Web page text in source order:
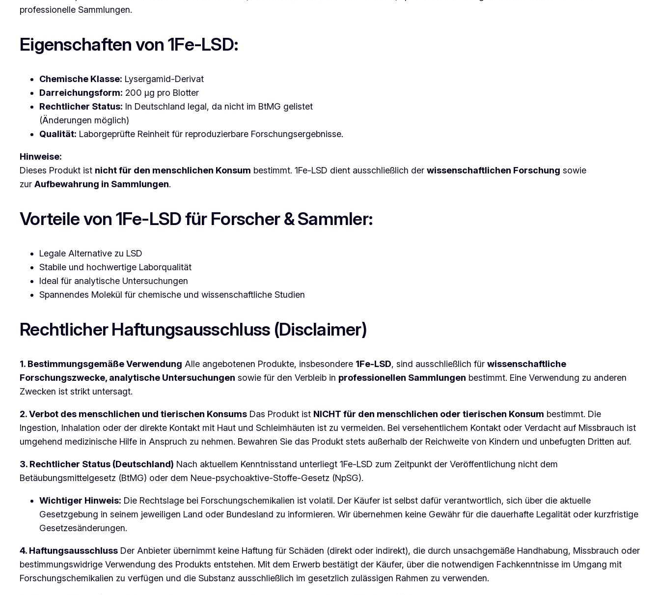
professionelle Sammlungen.
Eigenschaften von 1Fe-LSD:
Chemische Klasse: Lysergamid-Derivat
Darreichungsform: 200 µg pro Blotter
Rechtlicher Status: In Deutschland legal, da nicht im BtMG gelistet
(Änderungen möglich)
Qualität: Laborgeprüfte Reinheit für reproduzierbare Forschungsergebnisse.
Hinweise:
Dieses Produkt ist nicht für den menschlichen Konsum bestimmt. 1Fe-LSD dient ausschließlich der wissenschaftlichen Forschung sowie
zur Aufbewahrung in Sammlungen.
Vorteile von 1Fe-LSD für Forscher & Sammler:
Legale Alternative zu LSD
Stabile und hochwertige Laborqualität
Ideal für analytische Untersuchungen
Spannendes Molekül für chemische und wissenschaftliche Studien
Rechtlicher Haftungsausschluss (Disclaimer)
1. Bestimmungsgemäße Verwendung Alle angebotenen Produkte, insbesondere 1Fe-LSD, sind ausschließlich für wissenschaftliche
Forschungszwecke, analytische Untersuchungen sowie für den Verbleib in professionellen Sammlungen bestimmt. Eine Verwendung zu anderen
Zwecken ist strikt untersagt.
2. Verbot des menschlichen und tierischen Konsums Das Produkt ist NICHT für den menschlichen oder tierischen Konsum bestimmt. Die
Ingestion, Inhalation oder der direkte Kontakt mit Haut und Schleimhäuten ist zu vermeiden. Bei versehentlichem Kontakt oder Verdacht auf Missbrauch ist
umgehend medizinische Hilfe in Anspruch zu nehmen. Bewahren Sie das Produkt stets außerhalb der Reichweite von Kindern und unbefugten Dritten auf.
3. Rechtlicher Status (Deutschland) Nach aktuellem Kenntnisstand unterliegt 1Fe-LSD zum Zeitpunkt der Veröffentlichung nicht dem
Betäubungsmittelgesetz (BtMG) oder dem Neue-psychoaktive-Stoffe-Gesetz (NpSG).
Wichtiger Hinweis: Die Rechtslage bei Forschungschemikalien ist volatil. Der Käufer ist selbst dafür verantwortlich, sich über die aktuelle
Gesetzgebung in seinem jeweiligen Land oder Bundesland zu informieren. Wir übernehmen keine Gewähr für die dauerhafte Legalität oder kurzfristige
Gesetzesänderungen.
4. Haftungsausschluss Der Anbieter übernimmt keine Haftung für Schäden (direkt oder indirekt), die durch unsachgemäße Handhabung, Missbrauch oder
bestimmungswidrige Verwendung des Produkts entstehen. Mit dem Erwerb bestätigt der Käufer, über die notwendigen Fachkenntnisse im Umgang mit
Forschungschemikalien zu verfügen und die Substanz ausschließlich im gesetzlich zulässigen Rahmen zu verwenden.